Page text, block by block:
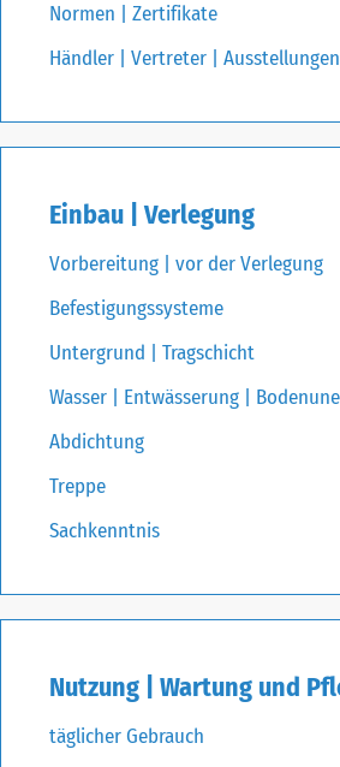
Normen | Zertifikate
Händler | Vertreter | Ausstellungen
Einbau | Verlegung
Vorbereitung | vor der Verlegung
Befestigungssysteme
Untergrund | Tragschicht
Wasser | Entwässerung |
Abdichtung
Treppe
Sachkenntnis
Nutzung | Wartung und
täglicher Gebrauch